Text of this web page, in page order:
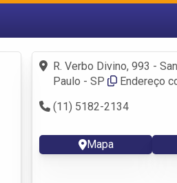
Fazer login
Criar conta
R. Verbo Divino, 993 -
Paulo - SP
Endereço
(11) 5182-2134
Mapa